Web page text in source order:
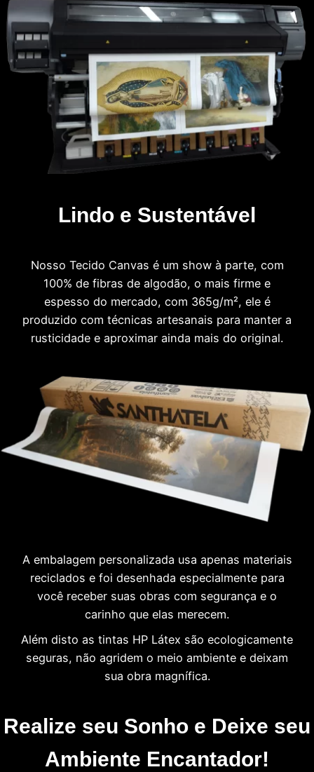
Lindo e Sustentável
Nosso Tecido Canvas é um show à parte, com
100% de fibras de algodão, o mais firme e
espesso do mercado, com 365g/m², ele é
produzido com técnicas artesanais para manter a
rusticidade e aproximar ainda mais do original.
A embalagem personalizada usa apenas materiais
reciclados e foi desenhada especialmente para
você receber suas obras com segurança e o
carinho que elas merecem.
Além disto as tintas HP Látex são ecologicamente
seguras, não agridem o meio ambiente e deixam
sua obra magnífica.
Realize seu Sonho e Deixe seu
Ambiente Encantador!